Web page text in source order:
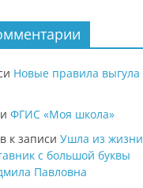
Новые правила выгула
ФГИС «Моя школа»
к записи Ушла из жизни
с большой буквы
Павловна